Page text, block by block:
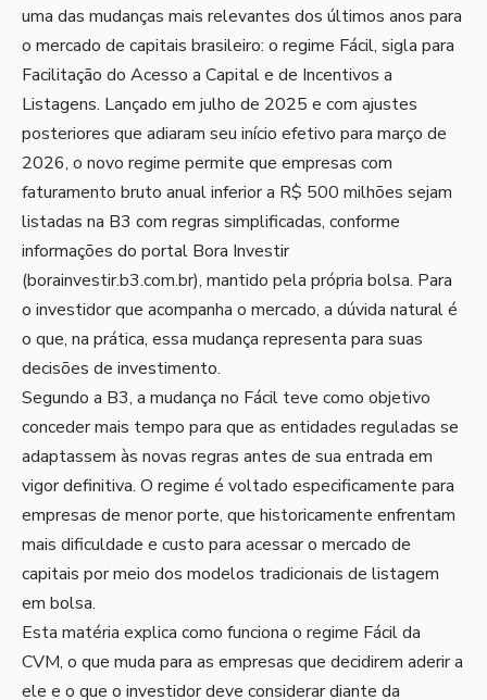
uma das mudanças mais relevantes dos últimos anos para
o mercado de capitais brasileiro: o regime Fácil, sigla para
Facilitação do Acesso a Capital e de Incentivos a
Listagens. Lançado em julho de 2025 e com ajustes
posteriores que adiaram seu início efetivo para março de
2026, o novo regime permite que empresas com
faturamento bruto anual inferior a R$ 500 milhões sejam
listadas na B3 com regras simplificadas, conforme
informações do portal Bora Investir
(borainvestir.b3.com.br), mantido pela própria bolsa. Para
o investidor que acompanha o mercado, a dúvida natural é
o que, na prática, essa mudança representa para suas
decisões de investimento.
Segundo a B3, a mudança no Fácil teve como objetivo
conceder mais tempo para que as entidades reguladas se
adaptassem às novas regras antes de sua entrada em
vigor definitiva. O regime é voltado especificamente para
empresas de menor porte, que historicamente enfrentam
mais dificuldade e custo para acessar o mercado de
capitais por meio dos modelos tradicionais de listagem
em bolsa.
Esta matéria explica como funciona o regime Fácil da
CVM, o que muda para as empresas que decidirem aderir a
ele e o que o investidor deve considerar diante da